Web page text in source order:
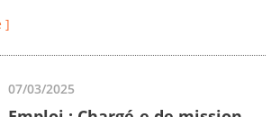
]
07/03/2025